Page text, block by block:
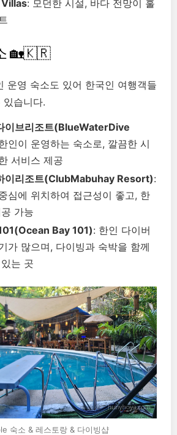
Villas: 모던한 시설, 바다 전망이 훌
🏡🇰🇷
운영 숙소도 있어 한국인 여행객들
습니다.
이브리조트(BlueWaterDive
인이 운영하는 숙소로, 깔끔한 시
서비스 제공
이리조트(ClubMabuhay Resort):
심에 위치하여 접근성이 좋고, 한
가능
Bay 101): 한인 다이버
가 많으며, 다이빙과 숙박을 함께
는 곳
숙소 & 레스토랑 & 다이빙샵